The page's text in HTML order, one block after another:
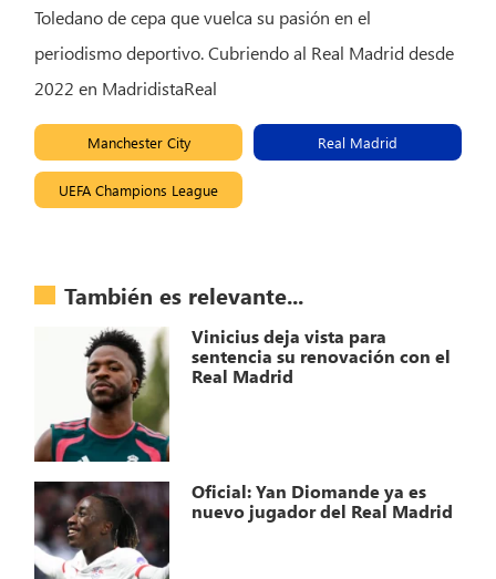
Toledano de cepa que vuelca su pasión en el
periodismo deportivo. Cubriendo al Real Madrid desde
2022 en MadridistaReal
Manchester City Real Madrid
UEFA Champions League
También es relevante...
Vinicius deja vista para
sentencia su renovación con el
Real Madrid
Oficial: Yan Diomande ya es
nuevo jugador del Real Madrid